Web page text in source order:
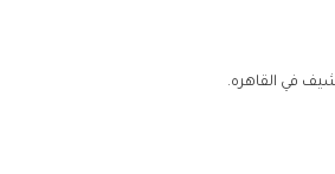
في القاهره.